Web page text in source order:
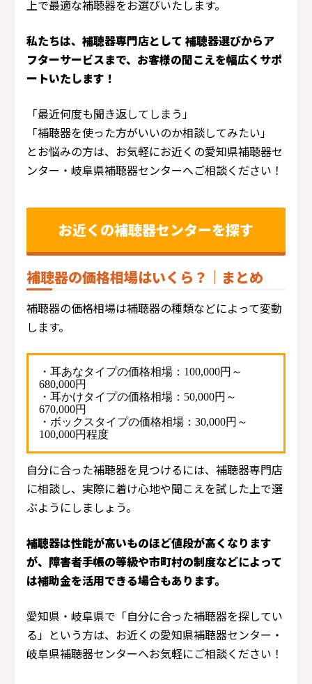
上で最適な補聴器をお選びいたします。
私たちは、補聴器専門店として 補聴器選びからア
フターサービスまで、お客様の聞こえを幅広くサポ
ートいたします！
「最近何度も聞き返してしまう」
「補聴器を使った方がいいのか相談してみたい」
とお悩みの方は、お気軽にお近くの愛知県補聴器セ
ンター・岐阜県補聴器センターへご相談ください！
お近くの補聴器センターを探す
補聴器の価格相場はいくら？｜まとめ
補聴器の価格相場は補聴器の種類などによって変動
します。
・耳あなタイプの価格相場：100,000円～
680,000円
・耳かけタイプの価格相場：50,000円～
670,000円
・ボックスタイプの価格相場：30,000円～
100,000円程度
自分に合った補聴器を見つけるには、補聴器専門店
に相談し、実際に着け心地や聞こえを試した上で選
ぶようにしましょう。
補聴器は性能が高いものほど値段が高くなります
が、障害者手帳の等級や市町村の制度などによって
は補助金を活用できる場合もあります。
愛知県・岐阜県で「自分に合った補聴器を探してい
る」という方は、お近くの愛知県補聴器センター・
岐阜県補聴器センターへお気軽にご相談ください！